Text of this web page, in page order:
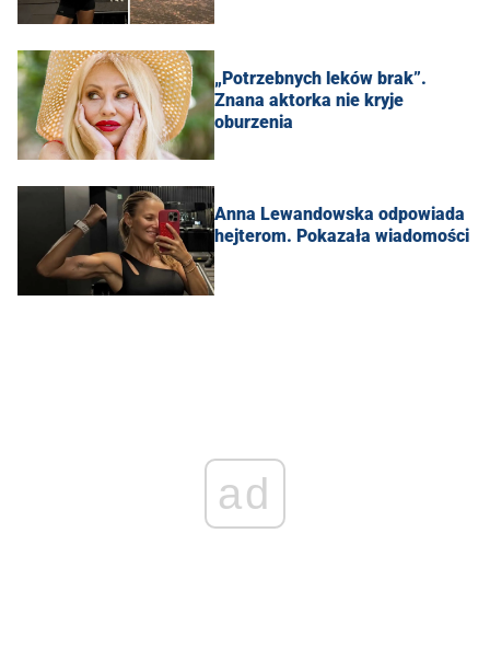
„Potrzebnych leków brak”.
Znana aktorka nie kryje
oburzenia
Anna Lewandowska odpowiada
hejterom. Pokazała wiadomości
ad